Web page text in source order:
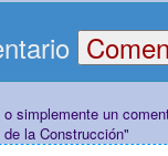
simplemente un
la Construcción"